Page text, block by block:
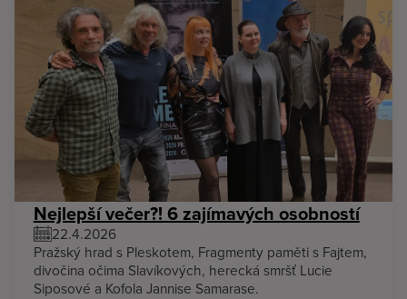
Nejlepší večer?! 6 zajímavých osobností
22.4.2026
Pražský hrad s Pleskotem, Fragmenty paměti s Fajtem,
divočina očima Slavíkových, herecká smršť Lucie
Siposové a Kofola Jannise Samarase.